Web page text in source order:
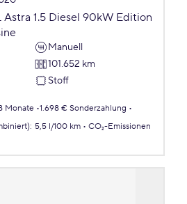
Astra 1.5 Diesel 90kW Edition
Manuell
101.652 km
Stoff
Monate 1.698 € Sonderzahlung
: 5,5 l/100 km
CO₂-Emissionen